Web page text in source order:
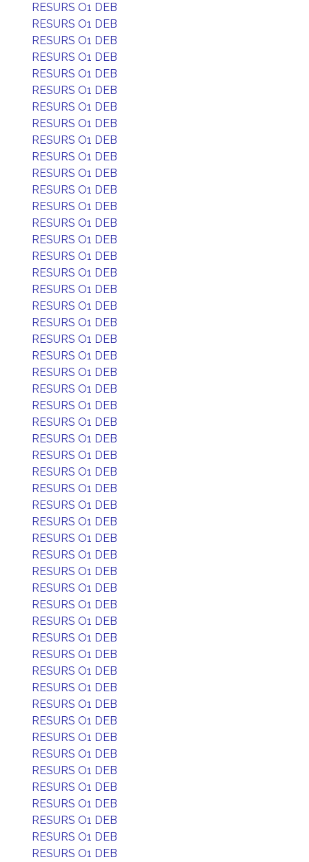
RESURS O1 DEB
RESURS O1 DEB
RESURS O1 DEB
RESURS O1 DEB
RESURS O1 DEB
RESURS O1 DEB
RESURS O1 DEB
RESURS O1 DEB
RESURS O1 DEB
RESURS O1 DEB
RESURS O1 DEB
RESURS O1 DEB
RESURS O1 DEB
RESURS O1 DEB
RESURS O1 DEB
RESURS O1 DEB
RESURS O1 DEB
RESURS O1 DEB
RESURS O1 DEB
RESURS O1 DEB
RESURS O1 DEB
RESURS O1 DEB
RESURS O1 DEB
RESURS O1 DEB
RESURS O1 DEB
RESURS O1 DEB
RESURS O1 DEB
RESURS O1 DEB
RESURS O1 DEB
RESURS O1 DEB
RESURS O1 DEB
RESURS O1 DEB
RESURS O1 DEB
RESURS O1 DEB
RESURS O1 DEB
RESURS O1 DEB
RESURS O1 DEB
RESURS O1 DEB
RESURS O1 DEB
RESURS O1 DEB
RESURS O1 DEB
RESURS O1 DEB
RESURS O1 DEB
RESURS O1 DEB
RESURS O1 DEB
RESURS O1 DEB
RESURS O1 DEB
RESURS O1 DEB
RESURS O1 DEB
RESURS O1 DEB
RESURS O1 DEB
RESURS O1 DEB